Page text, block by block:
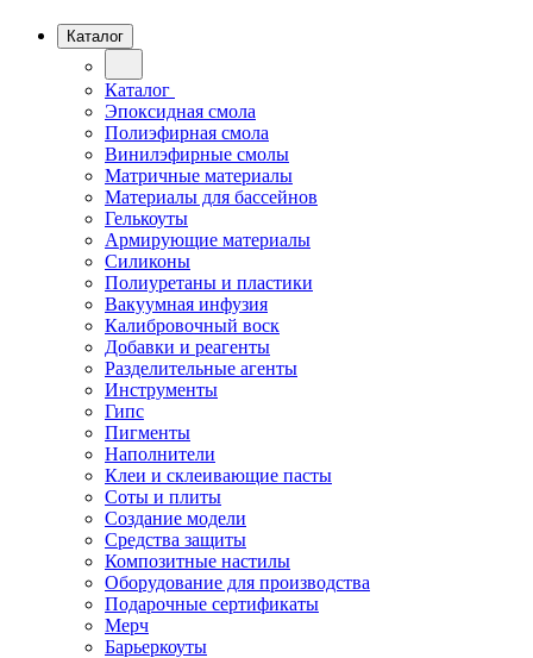
Каталог
Каталог
Эпоксидная смола
Полиэфирная смола
Винилэфирные смолы
Матричные материалы
Материалы для бассейнов
Гелькоуты
Армирующие материалы
Силиконы
Полиуретаны и пластики
Вакуумная инфузия
Калибровочный воск
Добавки и реагенты
Разделительные агенты
Инструменты
Гипс
Пигменты
Наполнители
Клеи и склеивающие пасты
Соты и плиты
Создание модели
Средства защиты
Композитные настилы
Оборудование для производства
Подарочные сертификаты
Мерч
Барьеркоуты